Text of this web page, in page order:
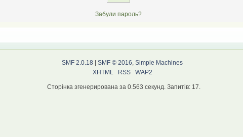
Забули пароль?
SMF 2.0.18 SMF © 2016 Simple Machines
XHTML
RSS WAP2
Сторінка згенерирована за 0.563 секунд. Запитів: 17.